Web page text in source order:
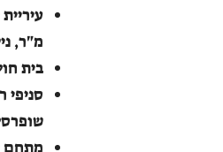
מ"ר,
בית
סניפי
מתחם